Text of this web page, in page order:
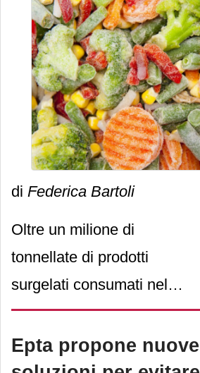
potenziando ulteriormente
la sua gamma di sistemi
completi per la
refrigerazione, per definire i
nuovi standard di efficienza
del mercato.
di Federica Bartoli
Oltre un milione di
tonnellate di prodotti
surgelati consumati nel
2023 (1.16.358), con una
lieve crescita a volume
rispetto al 2022 (+0,14%) e
Epta propone nuove